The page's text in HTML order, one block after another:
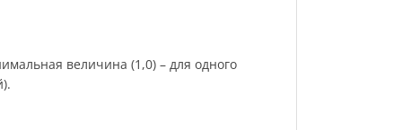
величина (1,0) – для одного